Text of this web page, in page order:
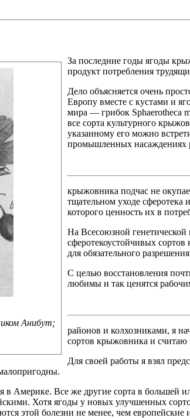
Анибут;
За последние годы ягоды
продукт потребления
Дело объясняется очень
Европу вместе с кустами и
мира — грибок Sphaerotheca
все сорта культурного
указанному его можно
промышленных насаждениях
крыжовника подчас не
тщательном уходе сферотека
которого ценность их в
На Всесоюзной
сферотекоустойчивых
для обязательного
С целью восстановления
любимы и так ценятся
районов и колхозниками, я
сортов крыжовника и считаю
Для своей работы я взял
Америке. Все же другие сорта в большей
Хотя ягоды у новых улучшенных
этой болезни не менее, чем европейские